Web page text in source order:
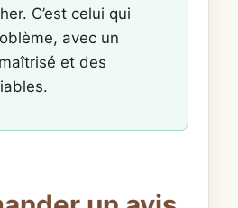
C’est celui qui
avec un
et des